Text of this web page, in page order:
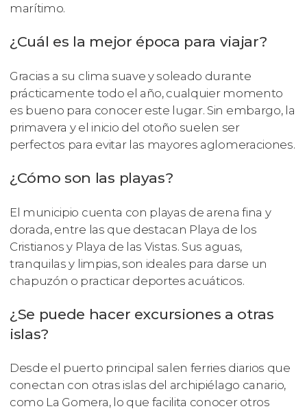
marítimo.
¿Cuál es la mejor época para viajar?
Gracias a su clima suave y soleado durante
prácticamente todo el año, cualquier momento
es bueno para conocer este lugar. Sin embargo, la
primavera y el inicio del otoño suelen ser
perfectos para evitar las mayores aglomeraciones.
¿Cómo son las playas?
El municipio cuenta con playas de arena fina y
dorada, entre las que destacan Playa de los
Cristianos y Playa de las Vistas. Sus aguas,
tranquilas y limpias, son ideales para darse un
chapuzón o practicar deportes acuáticos.
¿Se puede hacer excursiones a otras
islas?
Desde el puerto principal salen ferries diarios que
conectan con otras islas del archipiélago canario,
como La Gomera, lo que facilita conocer otros